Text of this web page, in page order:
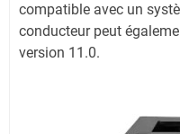
compatible avec un
conducteur peut
version 11.0.